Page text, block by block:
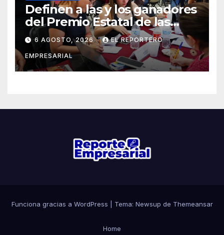
Definen a las y los ganadores
del Premio Estatal de las
Juventudes 2026
6 AGOSTO, 2026 EL REPORTERO
EMPRESARIAL
Funciona gracias a WordPress Tema: Newsup de Themeansar
Home